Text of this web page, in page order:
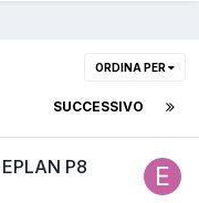
ORDINA PER
SUCCESSIVO
P8